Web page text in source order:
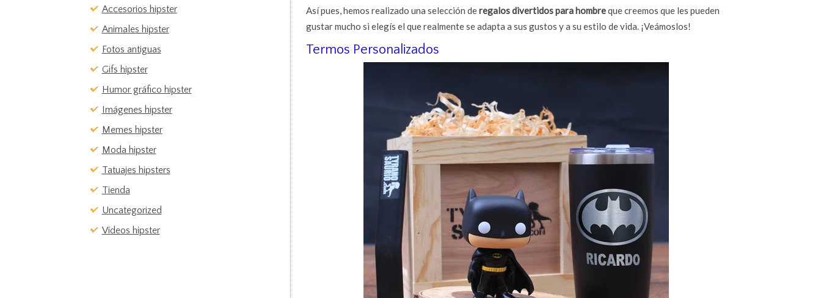
Accesorios hipster
Animales hipster
Fotos antiguas
Gifs hipster
Humor gráfico hipster
Imágenes hipster
Memes hipster
Moda hipster
Tatuajes hipsters
Tienda
Uncategorized
Vídeos hipster
Así pues, hemos realizado una selección deregalos divertidos para hombreque creemos que les pueden
gustar mucho si elegís el que realmente se adapta a sus gustos y a su estilo de vida. ¡Veámoslos!
Termos Personalizados